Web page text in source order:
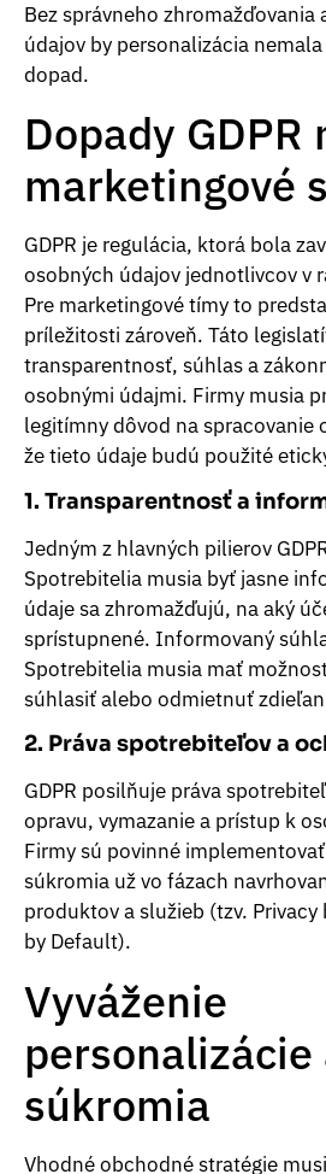
Bez správneho zhromažďovania
údajov by personalizácia
dopad.
Dopady GDPR
marketingové
GDPR je regulácia, ktorá bola
osobných údajov jednotlivcov v
Pre marketingové tímy to
príležitosti zároveň. Táto
transparentnosť, súhlas a
osobnými údajmi. Firmy musia
legitímny dôvod na spracovanie
že tieto údaje budú použité
1. Transparentnosť a
Jedným z hlavných pilierov
Spotrebitelia musia byť jasne
údaje sa zhromažďujú, na aký
sprístupnené. Informovaný
Spotrebitelia musia mať
súhlasiť alebo odmietnuť
2. Práva spotrebiteľov a
GDPR posilňuje práva
opravu, vymazanie a prístup k
Firmy sú povinné
súkromia už vo fázach
produktov a služieb (tzv. Privacy
by Default).
Vyváženie
personalizácie
súkromia
Vhodné obchodné stratégie